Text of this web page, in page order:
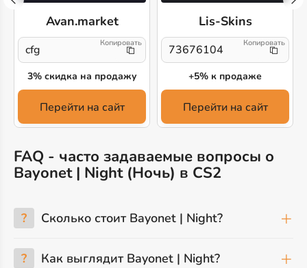
Avan.market
cfg
3% скидка на продажу
Перейти на сайт
Lis-Skins
73676104
+5% к продаже
Перейти на сайт
FAQ - часто задаваемые вопросы о
Bayonet | Night (Ночь) в CS2
? Сколько стоит Bayonet | Night?
? Как выглядит Bayonet | Night?